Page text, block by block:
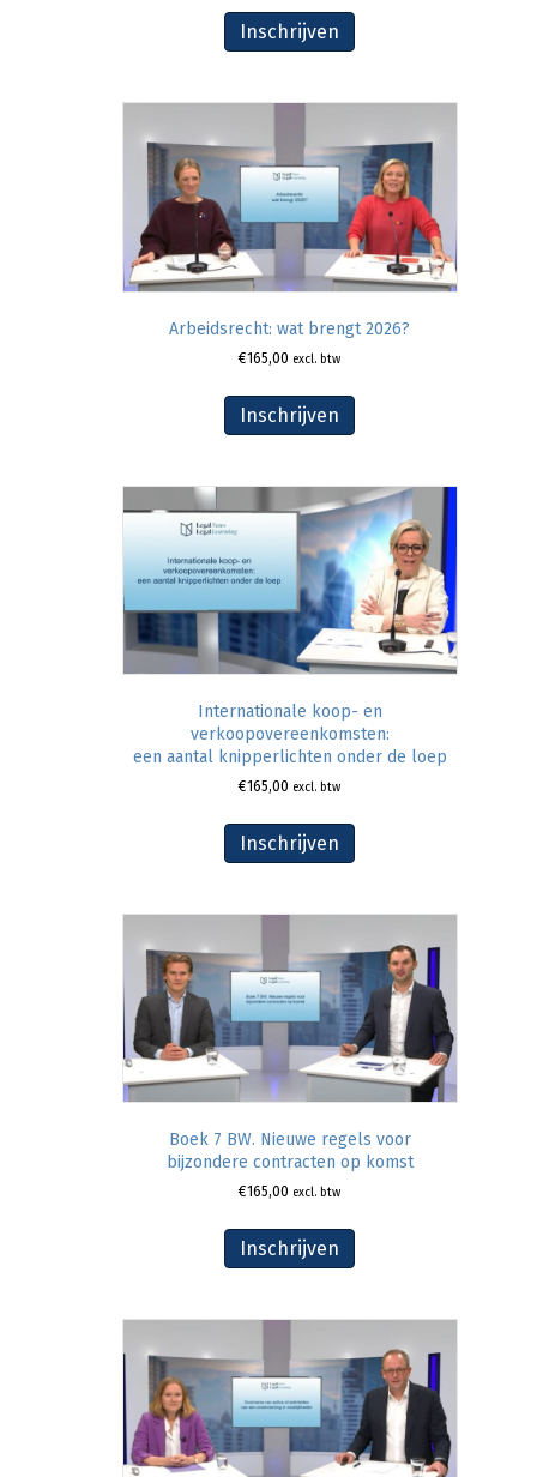
Inschrijven
Arbeidsrecht: wat brengt 2026?
€165,00 excl. btw
Inschrijven
Internationale koop- en
verkoopovereenkomsten:
een aantal knipperlichten onder de loep
€165,00 excl. btw
Inschrijven
Boek 7 BW. Nieuwe regels voor
bijzondere contracten op komst
€165,00 excl. btw
Inschrijven